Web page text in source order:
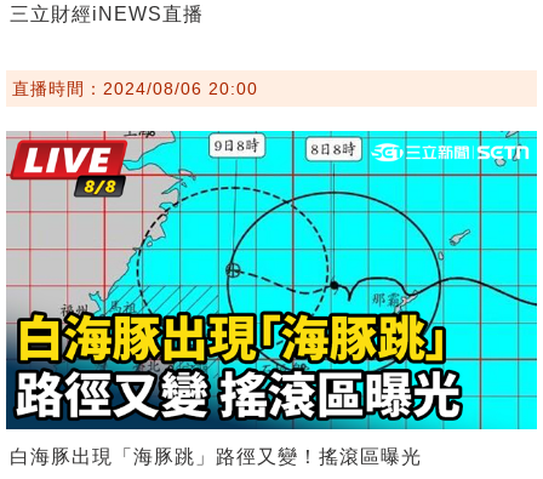
三立財經iNEWS直播
直播時間：2024/08/06 20:00
白海豚出現「海豚跳」路徑又變！搖滾區曝光